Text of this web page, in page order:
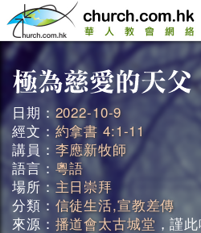
日期： 2022-10-9
經文：約拿書 4:1-11
講員： 李應新牧師
語言： 粵語
場所： 主日崇拜
分類： 信徒生活,宣教差傳
來源： 播道會太古城堂 ，謹